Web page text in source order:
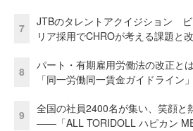
7
JTBのタレントアクイジション
リア採用でCHROが考える課題と
8
パート・有期雇用労働法の改正と
「同一労働同一賃金ガイドライン
9
全国の社員2400名が集い、笑顔と
――「ALL TORIDOLL ハピカン